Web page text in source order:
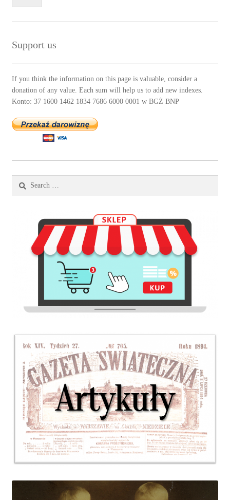
Support us
If you think the information on this page is valuable, consider a
donation of any value. Each sum will help us to add new indexes.
Konto: 37 1600 1462 1834 7686 6000 0001 w BGŻ BNP